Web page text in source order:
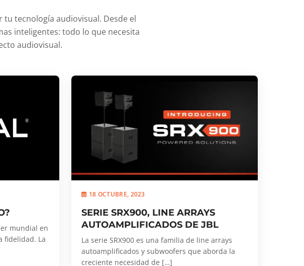
tecnología audiovisual. Desde el
inteligentes: todo lo que necesita
audiovisual.
mundial en
fidelidad. La
18 OCTUBRE, 2023
SERIE SRX900, LINE ARRAYS
AUTOAMPLIFICADOS DE JBL
La serie SRX900 es una familia de line arrays
autoamplificados y subwoofers que aborda la
creciente necesidad de […]